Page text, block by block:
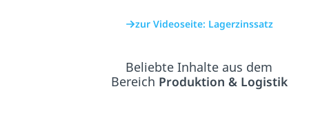
zur Videoseite: Lagerzinssatz
Beliebte Inhalte aus dem
Bereich Produktion & Logistik